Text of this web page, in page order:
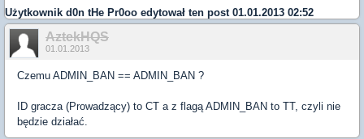
Użytkownik d0n tHe Pr0oo edytował ten post 01.01.2013 02:52
AztekHQS
01.01.2013
Czemu ADMIN_BAN == ADMIN_BAN ?
ID gracza (Prowadzący) to CT a z flagą ADMIN_BAN to TT, czyli nie
będzie działać.